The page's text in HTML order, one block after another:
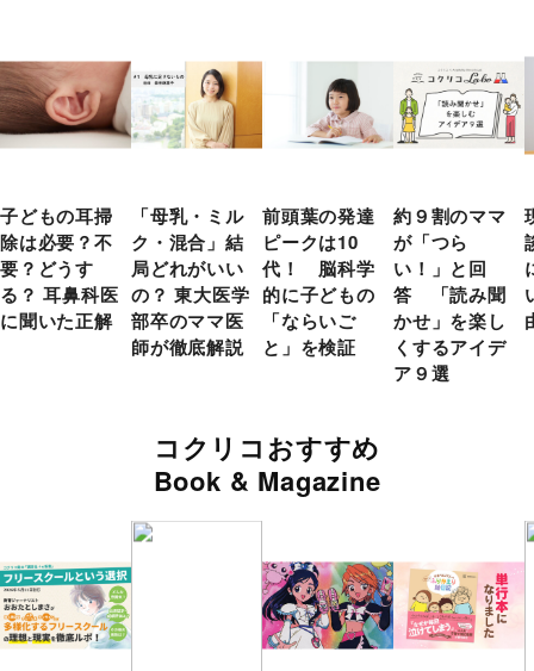
子どもの耳掃
除は必要？不
要？どうす
る？ 耳鼻科医
に聞いた正解
「母乳・ミル
ク・混合」結
局どれがいい
の？ 東大医学
部卒のママ医
師が徹底解説
前頭葉の発達
ピークは10
代！ 脳科学
的に子どもの
「ならいご
と」を検証
約９割のママ
が「つら
い！」と回
答 「読み聞
かせ」を楽し
くするアイデ
ア９選
コクリコおすすめ
Book & Magazine